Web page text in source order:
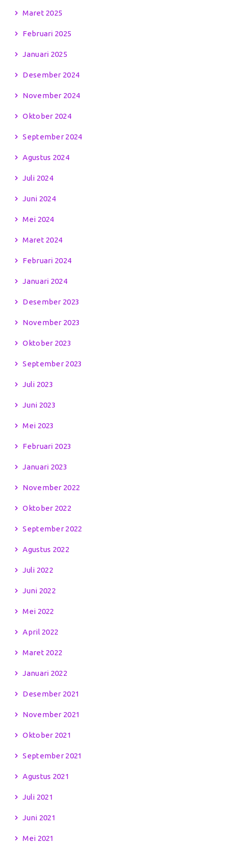
Maret 2025
Februari 2025
Januari 2025
Desember 2024
November 2024
Oktober 2024
September 2024
Agustus 2024
Juli 2024
Juni 2024
Mei 2024
Maret 2024
Februari 2024
Januari 2024
Desember 2023
November 2023
Oktober 2023
September 2023
Juli 2023
Juni 2023
Mei 2023
Februari 2023
Januari 2023
November 2022
Oktober 2022
September 2022
Agustus 2022
Juli 2022
Juni 2022
Mei 2022
April 2022
Maret 2022
Januari 2022
Desember 2021
November 2021
Oktober 2021
September 2021
Agustus 2021
Juli 2021
Juni 2021
Mei 2021